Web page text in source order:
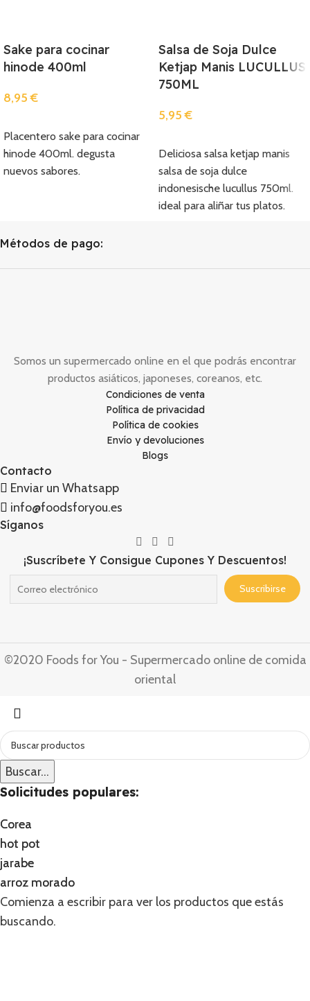
Sake para cocinar
hinode 400ml
8,95€
Placentero sake para cocinar
hinode 400ml. degusta
nuevos sabores.
Salsa de Soja Dulce
Ketjap Manis LUCULLUS
750ML
5,95€
Deliciosa salsa ketjap manis
salsa de soja dulce
indonesische lucullus 750ml.
ideal para aliñar tus platos.
Métodos de pago:
Somos un supermercado online en el que podrás encontrar
productos asiáticos, japoneses, coreanos, etc.
Condiciones de venta
Política de privacidad
Política de cookies
Envío y devoluciones
Blogs
Contacto
Enviar un Whatsapp
info@foodsforyou.es
Síganos
¡Suscríbete Y Consigue Cupones Y Descuentos!
©2020 Foods for You - Supermercado online de comida
oriental
Buscar...
Solicitudes populares:
Corea
hot pot
jarabe
arroz morado
Buscar...
Solicitudes populares:
Corea
hot pot
jarabe
arroz morado
Comienza a escribir para ver los productos que estás
buscando.